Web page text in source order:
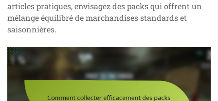
articles pratiques, envisagez des packs qui offrent un
mélange équilibré de marchandises standards et
saisonnières.